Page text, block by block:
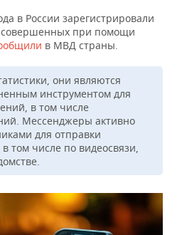
в России зарегистрировали
совершенных при помощи
в МВД страны.
они являются
инструментом для
в том числе
Мессенджеры активно
для отправки
том числе по видеосвязи,